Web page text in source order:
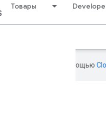
Товары
переведена с помощью